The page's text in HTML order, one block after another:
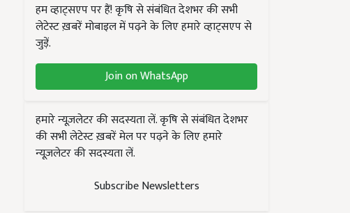
हम व्हाट्सएप पर हैं! कृषि से संबंधित देशभर की सभी
लेटेस्ट ख़बरें मोबाइल में पढ़ने के लिए हमारे व्हाट्सएप से
जुड़ें.
Join on WhatsApp
हमारे न्यूज़लेटर की सदस्यता लें. कृषि से संबंधित देशभर
की सभी लेटेस्ट ख़बरें मेल पर पढ़ने के लिए हमारे
न्यूज़लेटर की सदस्यता लें.
Subscribe Newsletters